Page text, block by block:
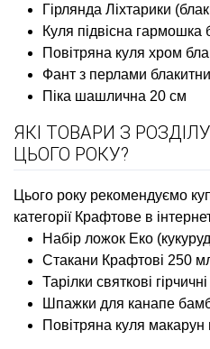
Гірлянда Ліхтарики
Куля підвісна гармошка
Повітряна куля хром
Фант з перлами
Піка шашлична 20 см
ЯКІ ТОВАРИ З
ЦЬОГО РОКУ?
Цього року рекомендуємо
категорії Крафтове в
Набір ложок Еко
Стакани Крафтові 250
Тарілки святкові
Шпажки для канапе
Повітряна куля макарун